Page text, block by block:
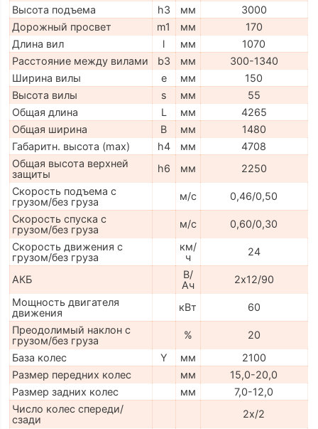
Высота подъема
h3 мм
3000
Дорожный просвет
m1 мм
170
Длина вил
l мм
1070
Расстояние между вилами
b3 мм
300-1340
Ширина вилы
e мм
150
Высота вилы
s мм
55
Общая длина
L мм
4265
Общая ширина
B мм
1480
Габаритн. высота (max)
h4 мм
4708
Общая высота верхней
защиты
h6 мм
2250
Скорость подъема с
грузом/без груза
м/с
0,46/0,50
Скорость спуска с
грузом/без груза
м/с
0,60/0,30
Скорость движения с
грузом/без груза
км/
ч
24
АКБ
В/
Ач
2х12/90
Мощность двигателя
движения
кВт
60
Преодолимый наклон с
грузом/без груза
%
20
База колес
Y мм
2100
Размер передних колес
мм
15,0-20,0
Размер задних колес
мм
7,0-12,0
Число колес спереди/
сзади
2x/2